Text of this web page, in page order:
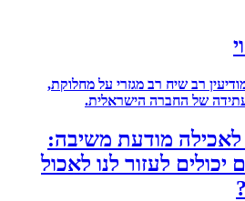
שיח רב מגזרי על מחלוקת,
החברה הישראלית.
מודעת משיבה:
לעזור לנו לאכול